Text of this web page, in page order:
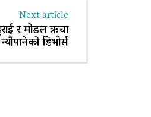
Next article
र मोडल ऋचा
न्यौपानेको डिभोर्स